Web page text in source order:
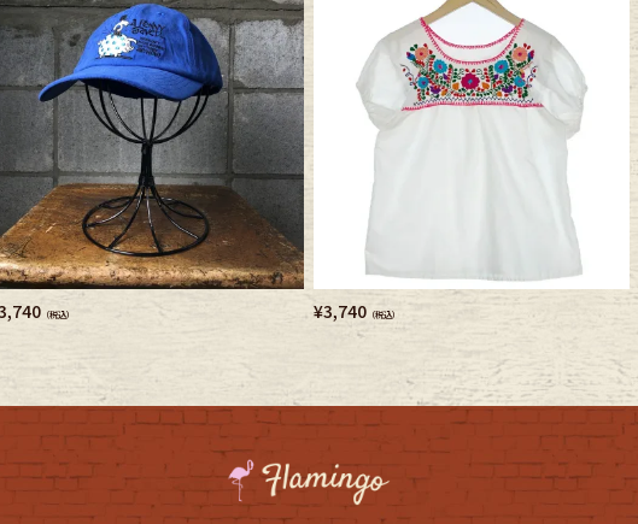
goods
bicycle
（税込） ¥3,740 （税込）